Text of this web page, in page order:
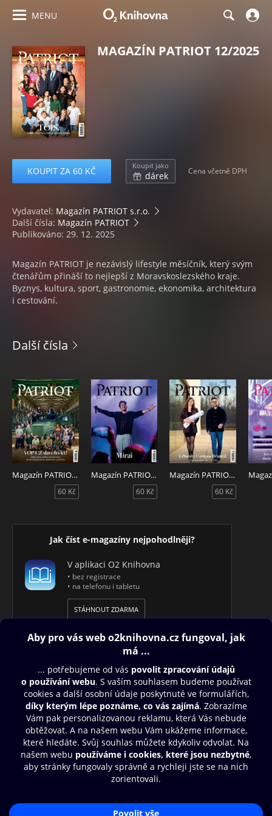
MENU
MAGAZÍN PATRIOT 12/2025
KOUPIT ZA 60 KČ Koupit jako
dárek Cena včetně DPH
Vydavatel: Magazín PATRIOT s.r.o.
Další čísla: Magazín PATRIOT
Publikováno: 29. 12. 2025
Magazín PATRIOT je nezávislý lifestyle měsíčník, který svým
čtenářům přináší to nejlepší z Moravskoslezského kraje.
Byznys, kultura, sport, gastronomie, ekonomika, architektura
i cestování.
Další čísla
Magazín PATRIOT 6/2026
60 Kč
Magazín PATRIOT 5/2026
60 Kč
Magazín PATRIOT 4/2026
60 Kč
Jak číst e-magazíny nejpohodlněji?
V aplikaci O2 Knihovna
• bez registrace
• na telefonu i tabletu
STÁHNOUT ZDARMA
Obsah ke stažení
Moje O2 Knihovna
Další zábava
Nákupní řád